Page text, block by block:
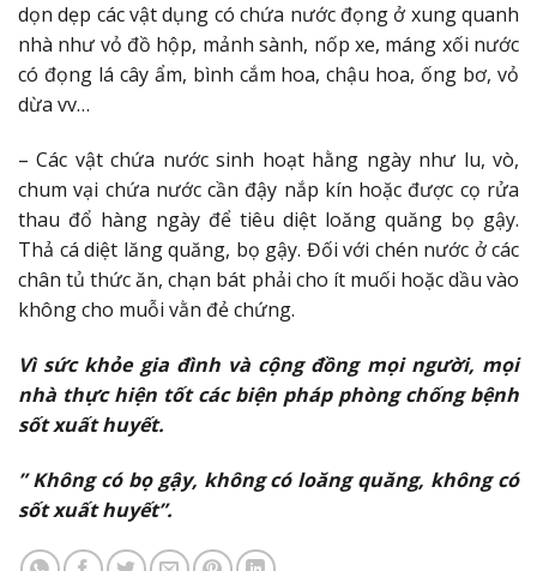
dọn dẹp các vật dụng có chứa nước đọng ở xung quanh
nhà như vỏ đồ hộp, mảnh sành, nốp xe, máng xối nước
có đọng lá cây ẩm, bình cắm hoa, chậu hoa, ống bơ, vỏ
dừa vv…
– Các vật chứa nước sinh hoạt hằng ngày như lu, vò,
chum vại chứa nước cần đậy nắp kín hoặc được cọ rửa
thau đổ hàng ngày để tiêu diệt loăng quăng bọ gậy.
Thả cá diệt lăng quăng, bọ gậy. Đối với chén nước ở các
chân tủ thức ăn, chạn bát phải cho ít muối hoặc dầu vào
không cho muỗi vằn đẻ chứng.
Vì sức khỏe gia đình và cộng đồng mọi người, mọi
nhà thực hiện tốt các biện pháp phòng chống bệnh
sốt xuất huyết.
” Không có bọ gậy, không có loăng quăng, không có
sốt xuất huyết”.